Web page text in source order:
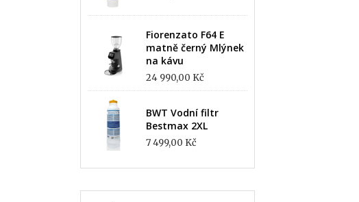
Fiorenzato F64 E
matně černý Mlýnek
na kávu
24 990,00 Kč
BWT Vodní filtr
Bestmax 2XL
7 499,00 Kč